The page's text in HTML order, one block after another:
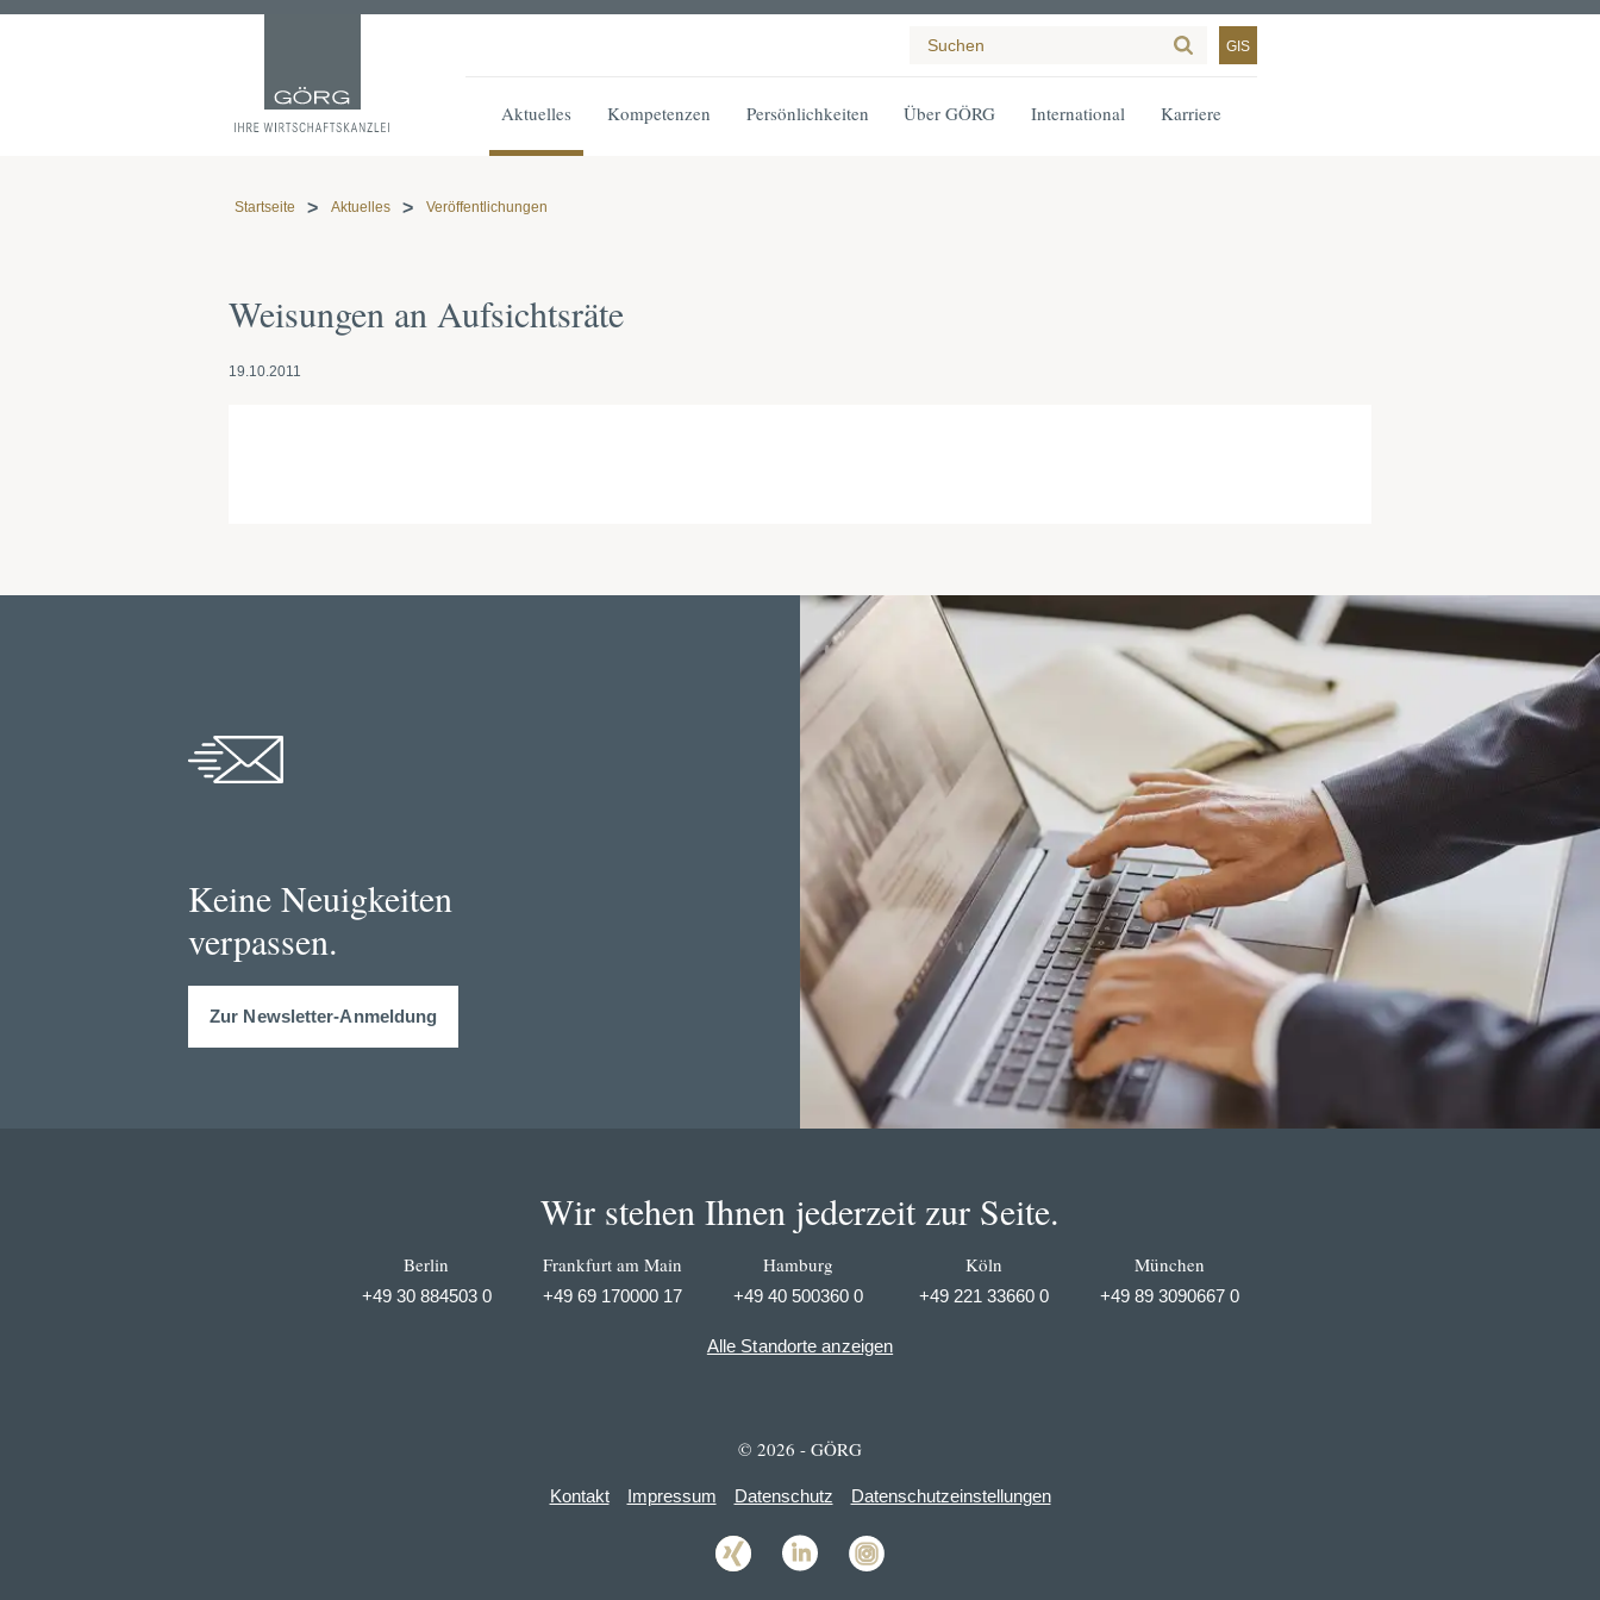
GIS
Aktuelles Kompetenzen Persönlichkeiten Über GÖRG International Karriere
Startseite Aktuelles Veröffentlichungen
Weisungen an Aufsichtsräte
19.10.2011
Keine Neuigkeiten
verpassen.
Zur Newsletter-Anmeldung
Wir stehen Ihnen jederzeit zur Seite.
Berlin
+49 30 884503 0
Frankfurt am Main
+49 69 170000 17
Hamburg
+49 40 500360 0
Köln
+49 221 33660 0
München
+49 89 3090667 0
Alle Standorte anzeigen
© 2026 - GÖRG
Kontakt Impressum Datenschutz Datenschutzeinstellungen